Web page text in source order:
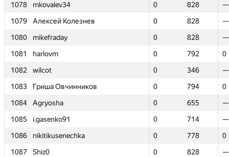
1078
mkovalev34 0 828
—
1079
Алексей Колезнев 0 828
—
1080
mikefraday 0 828
—
1081
harlovm 0 792
0
1082
wilcot 0 346
—
1083
Гриша Овчинников 0 794
0
1084
Agryosha 0 655
—
1085
i.gasenko91 0 714
—
1086
nikitikusenechka 0 778
0
1087
Shiz0 0 828
—
1078
mkovalev34 0 828
—
1079
Алексей Колезнев 0 828
—
1080
mikefraday 0 828
—
1081
harlovm 0 792
0
1082
wilcot 0 346
—
1083
Гриша Овчинников 0 794
0
1084
Agryosha 0 655
—
1085
i.gasenko91 0 714
—
1086
nikitikusenechka 0 778
0
1087
Shiz0 0 828
—